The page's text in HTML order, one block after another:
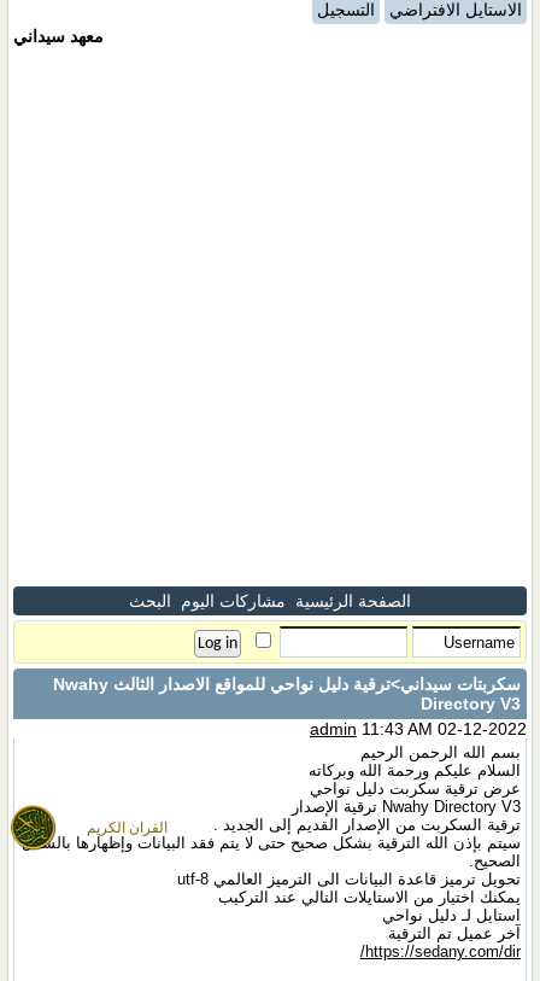
القران الكريم
الاستايل الافتراضي
التسجيل
معهد سيداني
الصفحة الرئيسية مشاركات اليوم البحث
سكربتات سيداني
>ترقية دليل نواحي للمواقع الاصدار الثالث Nwahy
Directory V3
admin 11:43 AM 02-12-2022
بسم الله الرحمن الرحيم
السلام عليكم ورحمة الله وبركاته
عرض ترقية سكربت دليل نواحي
Nwahy Directory V3 ترقية الإصدار
ترقية السكربت من الإصدار القديم إلى الجديد .
سيتم بإذن الله الترقية بشكل صحيح حتى لا يتم فقد البيانات وإظهارها بالشكل
الصحيح.
تحويل ترميز قاعدة البيانات الى الترميز العالمي utf-8
يمكنك اختيار من الاستايلات التالي عند التركيب
استايل لـ دليل نواحي
آخر عميل تم الترقية
https://sedany.com/dir/